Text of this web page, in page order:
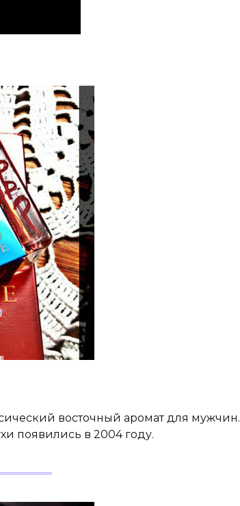
восточный аромат для мужчин.
появились в 2004 году.